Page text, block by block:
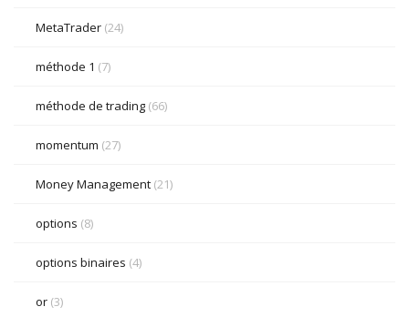
MetaTrader (24)
méthode 1 (7)
méthode de trading (66)
momentum (27)
Money Management (21)
options (8)
options binaires (4)
or (3)